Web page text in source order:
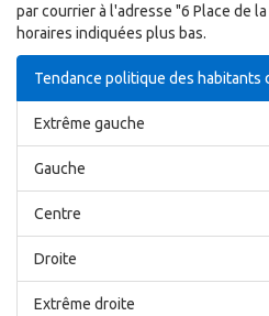
par courrier à l'adresse "6 Place de la
horaires indiquées plus bas.
Tendance politique des habitants
Extrême gauche
Gauche
Centre
Droite
Extrême droite